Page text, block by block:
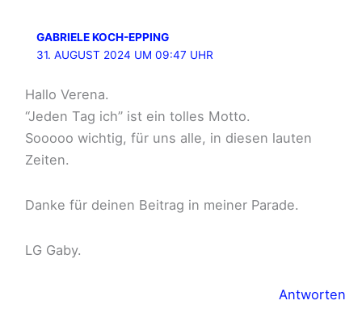
GABRIELE KOCH-EPPING
31. AUGUST 2024 UM 09:47 UHR
Hallo Verena.
“Jeden Tag ich” ist ein tolles Motto.
Sooooo wichtig, für uns alle, in diesen lauten
Zeiten.
Danke für deinen Beitrag in meiner Parade.
LG Gaby.
Antworten